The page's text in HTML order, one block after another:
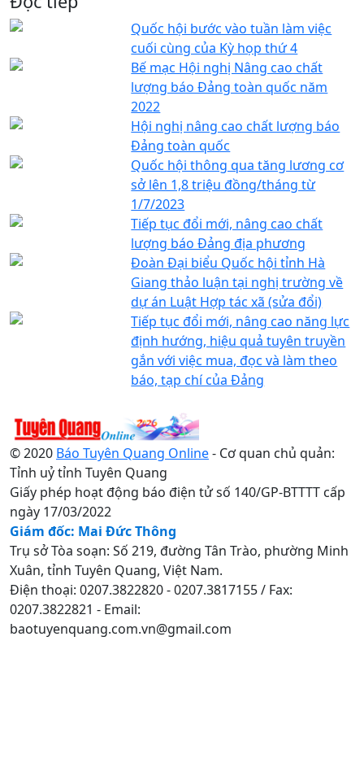
Quốc hội bước vào tuần làm việc
cuối cùng của Kỳ họp thứ 4
Bế mạc Hội nghị Nâng cao chất
lượng báo Đảng toàn quốc năm
2022
Hội nghị nâng cao chất lượng báo
Đảng toàn quốc
Quốc hội thông qua tăng lương cơ
sở lên 1,8 triệu đồng/tháng từ
1/7/2023
Tiếp tục đổi mới, nâng cao chất
lượng báo Đảng địa phương
Đoàn Đại biểu Quốc hội tỉnh Hà
Giang thảo luận tại nghị trường về
dự án Luật Hợp tác xã (sửa đổi)
Tiếp tục đổi mới, nâng cao năng lực
định hướng, hiệu quả tuyên truyền
gắn với việc mua, đọc và làm theo
báo, tạp chí của Đảng
© 2020 Báo Tuyên Quang Online- Cơ quan chủ quản:
Tỉnh uỷ tỉnh Tuyên Quang
Giấy phép hoạt động báo điện tử số 140/GP-BTTTT cấp
ngày 17/03/2022
Giám đốc: Mai Đức Thông
Trụ sở Tòa soạn: Số 219, đường Tân Trào, phường Minh
Xuân, tỉnh Tuyên Quang, Việt Nam.
Điện thoại: 0207.3822820 - 0207.3817155 / Fax:
0207.3822821 - Email:
baotuyenquang.com.vn@gmail.com